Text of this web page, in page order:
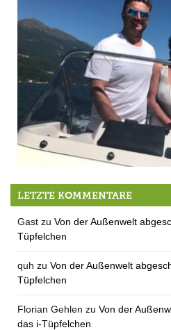
Der QUH Jahresrückblick 2018 #3
LETZTE KOMMENTARE
Gast zu Von der Außenwelt
Tüpfelchen
quh zu Von der Außenwelt
Tüpfelchen
Florian Gehlen zu Von der
das i-Tüpfelchen